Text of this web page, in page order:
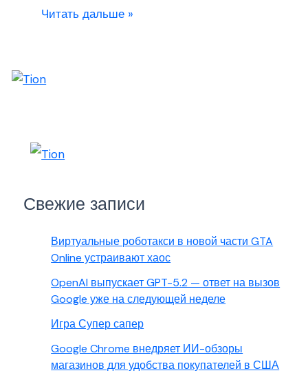
Читать дальше »
Свежие записи
Виртуальные роботакси в новой части GTA
Online устраивают хаос
OpenAI выпускает GPT-5.2 — ответ на вызов
Google уже на следующей неделе
Игра Супер сапер
Google Chrome внедряет ИИ-обзоры
магазинов для удобства покупателей в США